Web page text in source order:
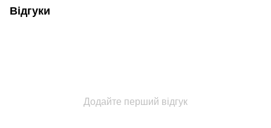
Відгуки
Додайте перший відгук